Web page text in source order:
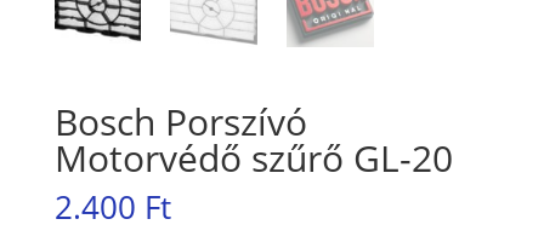
Bosch Porszívó
Motorvédő szűrő GL-20
2.400 Ft